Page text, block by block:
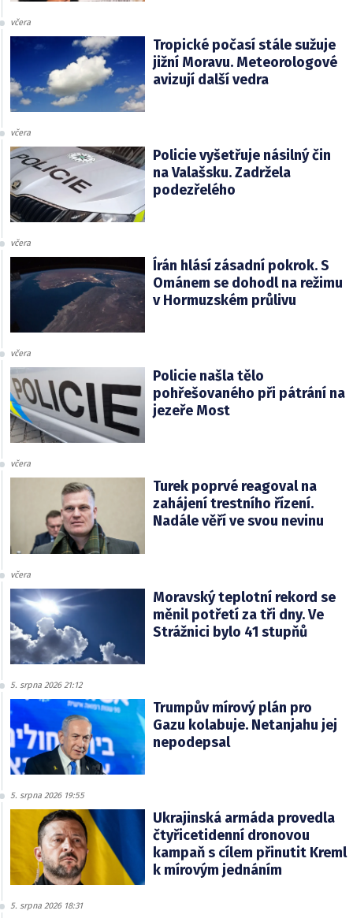
včera
Tropické počasí stále sužuje
jižní Moravu. Meteorologové
avizují další vedra
včera
Policie vyšetřuje násilný čin
na Valašsku. Zadržela
podezřelého
včera
Írán hlásí zásadní pokrok. S
Ománem se dohodl na režimu
v Hormuzském průlivu
včera
Policie našla tělo
pohřešovaného při pátrání na
jezeře Most
včera
Turek poprvé reagoval na
zahájení trestního řízení.
Nadále věří ve svou nevinu
včera
Moravský teplotní rekord se
měnil potřetí za tři dny. Ve
Strážnici bylo 41 stupňů
5. srpna 2026 21:12
Trumpův mírový plán pro
Gazu kolabuje. Netanjahu jej
nepodepsal
5. srpna 2026 19:55
Ukrajinská armáda provedla
čtyřicetidenní dronovou
kampaň s cílem přinutit Kreml
k mírovým jednáním
5. srpna 2026 18:31